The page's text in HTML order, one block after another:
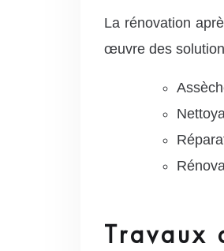
La rénovation
œuvre des
Travaux